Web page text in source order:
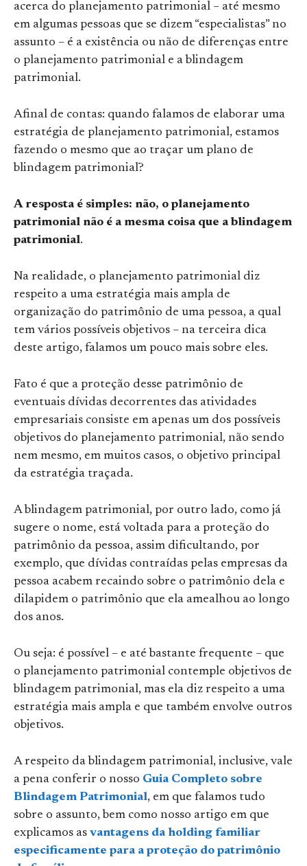
acerca do planejamento patrimonial – até mesmo
em algumas pessoas que se dizem “especialistas” no
assunto – é a existência ou não de diferenças entre
o planejamento patrimonial e a blindagem
patrimonial.
Afinal de contas: quando falamos de elaborar uma
estratégia de planejamento patrimonial, estamos
fazendo o mesmo que ao traçar um plano de
blindagem patrimonial?
A resposta é simples: não, o planejamento
patrimonial não é a mesma coisa que a blindagem
patrimonial.
Na realidade, o planejamento patrimonial diz
respeito a uma estratégia mais ampla de
organização do patrimônio de uma pessoa, a qual
tem vários possíveis objetivos – na terceira dica
deste artigo, falamos um pouco mais sobre eles.
Fato é que a proteção desse patrimônio de
eventuais dívidas decorrentes das atividades
empresariais consiste em apenas um dos possíveis
objetivos do planejamento patrimonial, não sendo
nem mesmo, em muitos casos, o objetivo principal
da estratégia traçada.
A blindagem patrimonial, por outro lado, como já
sugere o nome, está voltada para a proteção do
patrimônio da pessoa, assim dificultando, por
exemplo, que dívidas contraídas pelas empresas da
pessoa acabem recaindo sobre o patrimônio dela e
dilapidem o patrimônio que ela amealhou ao longo
dos anos.
Ou seja: é possível – e até bastante frequente – que
o planejamento patrimonial contemple objetivos de
blindagem patrimonial, mas ela diz respeito a uma
estratégia mais ampla e que também envolve outros
objetivos.
A respeito da blindagem patrimonial, inclusive, vale
a pena conferir o nosso Guia Completo sobre
Blindagem Patrimonial, em que falamos tudo
sobre o assunto, bem como nosso artigo em que
explicamos as vantagens da holding familiar
especificamente para a proteção do patrimônio